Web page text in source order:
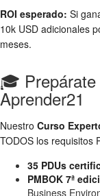
ROI esperado: Si
10k USD adicionales
meses.
🎓
Aprender21
Nuestro Curso
TODOS los requisitos
35 PDUs
PMBOK 7ª
Business